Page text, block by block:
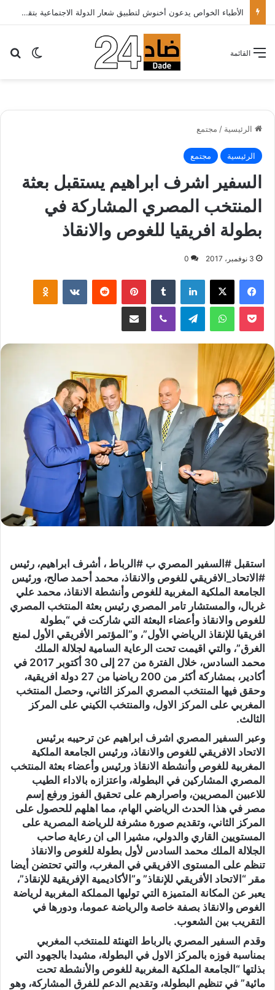
الأطباء الخواص يدعون أخنوش لتطبيق شعار الدولة الاجتماعية بتقليص كلفة العلاج على المرضى…
الوضع القائمة
الرئيسية / مجتمع
الرئيسية مجتمع
السفير اشرف ابراهيم يستقبل بعثة
المنتخب المصري المشاركة في
بطولة افريقيا للغوص والانقاذ
3 نوفمبر، 2017 0
لينكدإن بينتيريست
واتساب
استقبل #السفير المصري ب #الرباط ، أشرف ابراهيم، رئيس
#الاتحاد_الافريقي للغوص والانقاذ، محمد أحمد صالح، ورئيس
الجامعة الملكية المغربية للغوص وأنشطة الانقاذ، محمد علي
غربال، والمستشار تامر المصري رئيس بعثة المنتخب المصري
للغوص والانقاذ وأعضاء البعثة التي شاركت في “بطولة
افريقيا للإنقاذ الرياضي الأول”، و”المؤتمر الأفريقي الأول لمنع
الغرق”، والتي اقيمت تحت الرعاية السامية لجلالة الملك
محمد السادس، خلال الفترة من 27 إلى 30 أكتوبر 2017 في
أكادير، بمشاركة أكثر من 200 رياضيا من 27 دولة افريقية،
وحقق فيها المنتخب المصري المركز الثاني، وحصل المنتخب
المغربي على المركز الاول، والمنتخب الكيني على المركز
الثالث.
وعبر السفير المصري اشرف ابراهيم عن ترحيبه برئيس
الاتحاد الافريقي للغوص والانقاذ، ورئيس الجامعة الملكية
المغربية للغوص وأنشطة الانقاذ ورئيس وأعضاء بعثة المنتخب
المصري المشاركين في البطولة، واعتزازه بالاداء الطيب
للاعبين المصريين، واصرارهم على تحقيق الفوز ورفع إسم
مصر في هذا الحدث الرياضي الهام، مما اهلهم للحصول على
المركز الثاني، وتقديم صورة مشرفة للرياضة المصرية على
المستويين القاري والدولي، مشيرا الى ان رعاية صاحب
الجلالة الملك محمد السادس لأول بطولة للغوص والانقاذ
تنظم على المستوى الافريقي في المغرب، والتي تحتضن أيضا
مقر “الاتحاد الأفريقي للإنقاذ” و”الأكاديمية الإفريقية للإنقاذ”،
يعبر عن المكانة المتميزة التي توليها المملكة المغربية لرياضة
الغوص والانقاذ بصفة خاصة والرياضة عموما، ودورها في
التقريب بين الشعوب.
وقدم السفير المصري بالرباط التهنئة للمنتخب المغربي
بمناسبة فوزه بالمركز الاول في البطولة، مشيدا بالجهود التي
بذلتها “الجامعة الملكية المغربية للغوص والأنشطة تحت
مائية” في تنظيم البطولة، وتقديم الدعم للفرق المشاركة، وهو